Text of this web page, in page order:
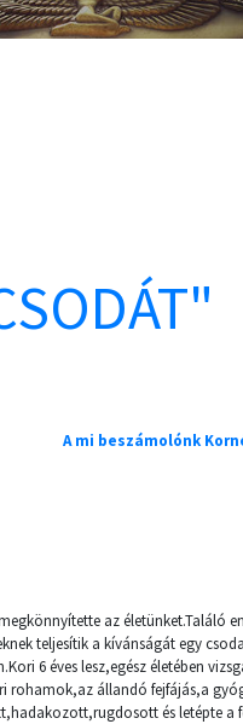
A mi beszámolónk
az életünket.Találó
teljesítik a kívánságát egy
6 éves lesz,egész életében
rohamok,az állandó fejfájás,a
és letépte a